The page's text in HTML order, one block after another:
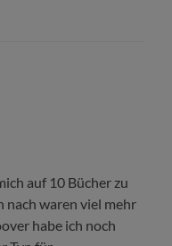
auf 10 Bücher zu
nach waren viel mehr
habe ich noch